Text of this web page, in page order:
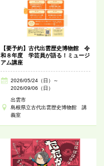
【要予約】古代出雲歴史博物館 令
和８年度 学芸員が語る！ミュージ
アム講座
2026/05/24（日）～
2026/09/06（日）
出雲市
島根県立古代出雲歴史博物館 講
義室